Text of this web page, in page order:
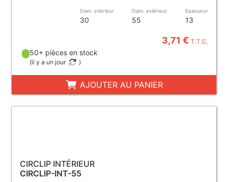
Diam. intérieur
30
Diam. extérieur
55
Epaisseur
13
3,71 €T.T.C.
50+ pièces en stock
(il y a un jour )
AJOUTER AU PANIER
CIRCLIP INTÉRIEUR
CIRCLIP-INT-55